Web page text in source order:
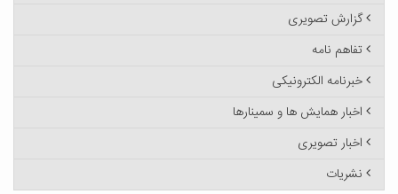
گزارش تصویری
تفاهم نامه
خبرنامه الکترونیکی
اخبار همایش ها و سمینارها
اخبار تصویری
نشریات